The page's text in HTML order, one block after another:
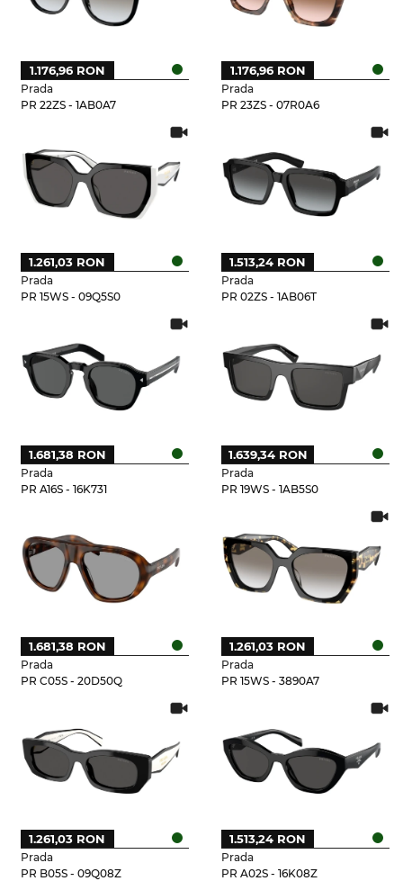
Prada
PR 22ZS - 1AB0A7
1.176,96 RON
Prada
PR 23ZS - 07R0A6
1.176,96 RON
Prada
PR 15WS - 09Q5S0
1.261,03 RON
Prada
PR 02ZS - 1AB06T
1.513,24 RON
Prada
PR A16S - 16K731
1.681,38 RON
Prada
PR 19WS - 1AB5S0
1.639,34 RON
Prada
PR C05S - 20D50Q
1.681,38 RON
Prada
PR 15WS - 3890A7
1.261,03 RON
Prada
PR B05S - 09Q08Z
1.261,03 RON
Prada
PR A02S - 16K08Z
1.513,24 RON